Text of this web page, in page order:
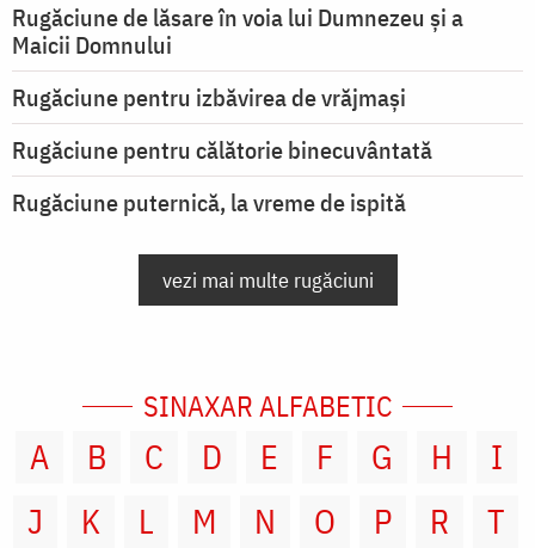
Rugăciune de lăsare în voia lui Dumnezeu şi a
Maicii Domnului
Rugăciune pentru izbăvirea de vrăjmași
Rugăciune pentru călătorie binecuvântată
Rugăciune puternică, la vreme de ispită
vezi mai multe rugăciuni
SINAXAR ALFABETIC
A B C D E F G H
I
J
K L M N O P R
T